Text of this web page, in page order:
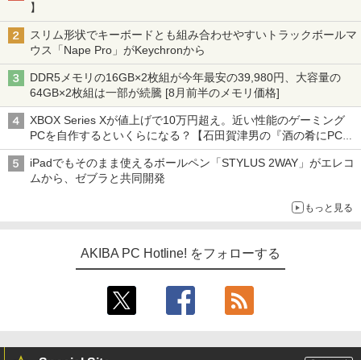
】
スリム形状でキーボードとも組み合わせやすいトラックボールマ
ウス「Nape Pro」がKeychronから
DDR5メモリの16GB×2枚組が今年最安の39,980円、大容量の
64GB×2枚組は一部が続騰 [8月前半のメモリ価格]
XBOX Series Xが値上げで10万円超え。近い性能のゲーミング
PCを自作するといくらになる？【石田賀津男の『酒の肴にPCゲ
ーム』】
iPadでもそのまま使えるボールペン「STYLUS 2WAY」がエレコ
ムから、ゼブラと共同開発
もっと見る
AKIBA PC Hotline! をフォローする